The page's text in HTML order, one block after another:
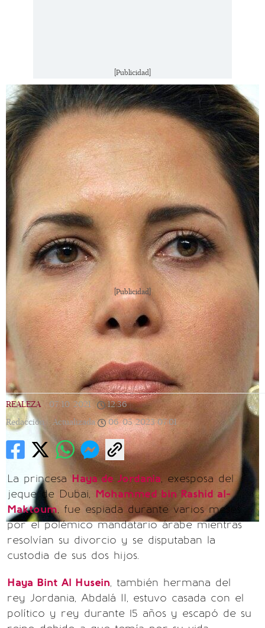
[Publicidad]
[Publicidad]
REALEZA 07/10/2021 | 12:36 |
Redacción |
Actualizada 06/05/2023 07:01
La princesa Haya de Jordania, exesposa del
jeque de Dubai, Mohammed bin Rashid al-
Maktoum, fue espiada durante varios meses
por el polémico mandatario árabe mientras
resolvían su divorcio y se disputaban la
custodia de sus dos hijos.
Haya Bint Al Husein, también hermana del
rey Jordania, Abdalá II, estuvo casada con el
político y rey durante 15 años y escapó de su